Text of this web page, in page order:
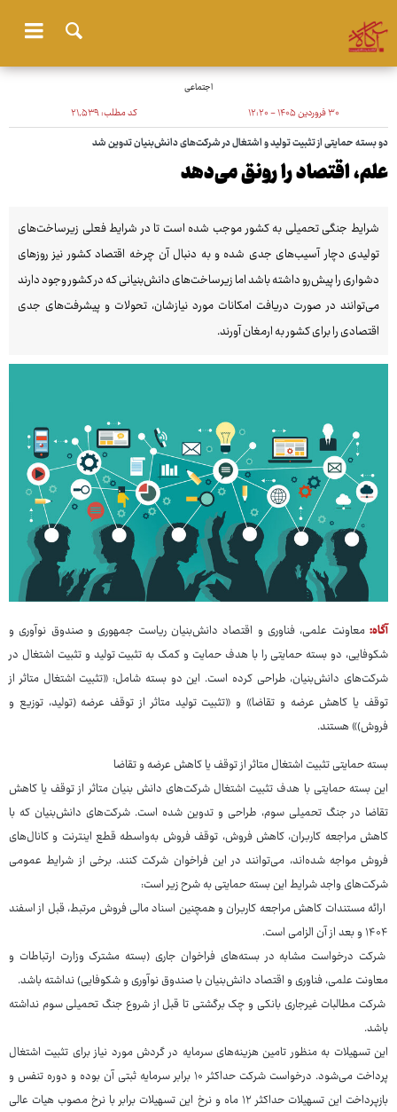
اجتماعی
۳۰ فروردین ۱۴۰۵ - ۱۲:۲۰ کد مطلب:۲۱٬۵۳۹
دو بسته حمایتی از تثبیت تولید و اشتغال در شرکت‌های دانش‌بنیان تدوین شد
علم، اقتصاد را رونق می‌دهد
شرایط جنگی تحمیلی به کشور موجب شده است تا در شرایط فعلی زیرساخت‌های
تولیدی دچار آسیب‌های جدی شده و به دنبال آن چرخه اقتصاد کشور نیز روزهای
دشواری را پیش‌رو داشته باشد اما زیرساخت‌های دانش‌بنیانی که در کشور وجود دارند
می‌توانند در صورت دریافت امکانات مورد نیازشان، تحولات و پیشرفت‌های جدی
اقتصادی را برای کشور به ارمغان آورند.
آگاه: معاونت علمی، فناوری و اقتصاد دانش‌بنیان ریاست جمهوری و صندوق نوآوری و
شکوفایی، دو بسته حمایتی را با هدف حمایت و کمک به تثبیت تولید و تثبیت اشتغال در
شرکت‌های دانش‌بنیان، طراحی کرده است. این دو بسته شامل: «تثبیت اشتغال متاثر از
توقف یا کاهش عرضه و تقاضا» و «تثبیت تولید متاثر از توقف عرضه (تولید، توزیع و
فروش)» هستند.
بسته حمایتی تثبیت اشتغال متاثر از توقف یا کاهش عرضه و تقاضا
این بسته حمایتی با هدف تثبیت اشتغال شرکت‌های دانش بنیان متاثر از توقف یا کاهش
تقاضا در جنگ تحمیلی سوم، طراحی و تدوین شده است. شرکت‌های دانش‌بنیان که با
کاهش مراجعه کاربران، کاهش فروش، توقف فروش به‌واسطه قطع اینترنت و کانال‌های
فروش مواجه شده‌اند، می‌توانند در این فراخوان شرکت کنند. برخی از شرایط عمومی
شرکت‌های واجد شرایط این بسته حمایتی به شرح زیر است:
ارائه مستندات کاهش مراجعه کاربران و همچنین اسناد مالی فروش مرتبط، قبل از اسفند
۱۴۰۴ و بعد از آن الزامی است.
شرکت درخواست مشابه در بسته‌های فراخوان جاری (بسته مشترک وزارت ارتباطات و
معاونت علمی، فناوری و اقتصاد دانش‌بنیان با صندوق نوآوری و شکوفایی) نداشته باشد.
شرکت مطالبات غیرجاری بانکی و چک برگشتی تا قبل از شروع جنگ تحمیلی سوم نداشته
باشد.
این تسهیلات به منظور تامین هزینه‌های سرمایه در گردش مورد نیاز برای تثبیت اشتغال
پرداخت می‌شود. درخواست شرکت حداکثر ۱۰ برابر سرمایه ثبتی آن بوده و دوره تنفس و
بازپرداخت این تسهیلات حداکثر ۱۲ ماه و نرخ این تسهیلات برابر با نرخ مصوب هیات عالی